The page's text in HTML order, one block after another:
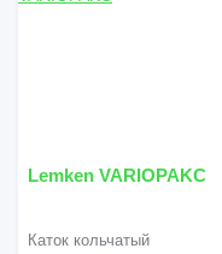
Lemken VARIOPAKC
Каток кольчатый